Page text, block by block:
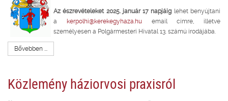
Az észrevételeket 2025. január 17 napjáig lehet benyújtani
a kerpolhi@kerekegyhaza.huemail címre, illetve
személyesen a Polgármesteri Hivatal 13. számú irodájába.
Bővebben ...
Közlemény háziorvosi praxisról